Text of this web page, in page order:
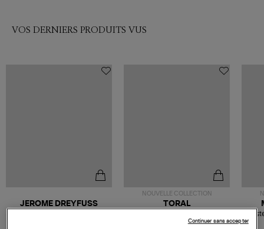
VOS DERNIERS PRODUITS VUS
JEROME DREYFUSS
NOUVELLE COLLECTION
189,00 €
TORAL
MousseContinuer sans accepter